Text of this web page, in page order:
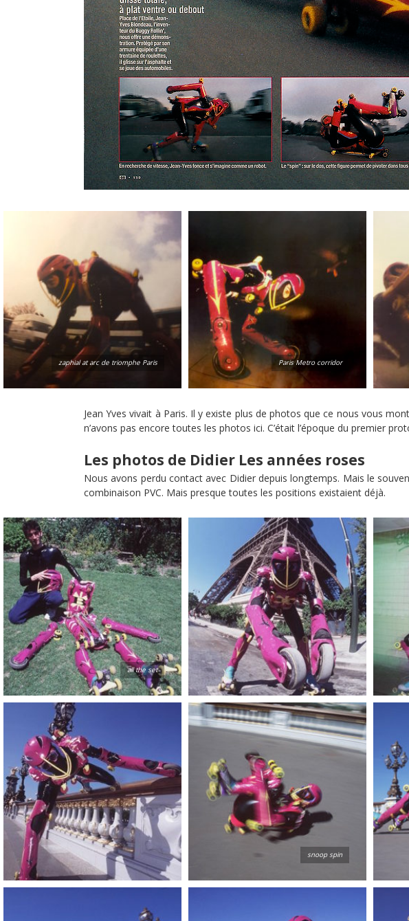
zaphial at arc de triomphe Paris Paris Metro corridor
Jean Yves vivait à Paris. Il y existe plus de photos que ce nous vous
n’avons pas encore toutes les photos ici. C’était l’époque du premier
Les photos de Didier Les années roses
Nous avons perdu contact avec Didier depuis longtemps. Mais le
combinaison PVC. Mais presque toutes les positions existaient déjà.
all the set
snoop spin